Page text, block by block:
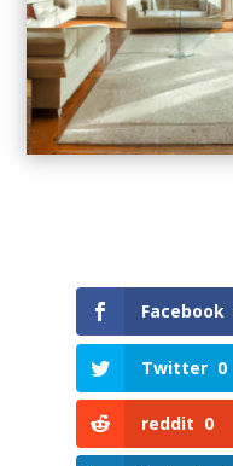
Facebook
Twitter 0
reddit 0